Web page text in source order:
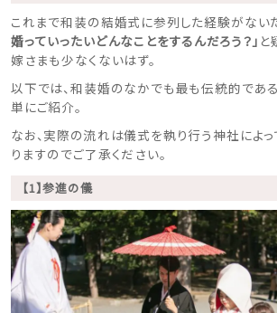
これまで和装の結婚式に参列した経験がない
婚っていったいどんなことをするんだろう？」 と
嫁さまも少なくないはず。
以下では、和装婚のなかでも最も伝統的である
単にご紹介。
なお、実際の流れは儀式を執り行う神社によ
りますのでご了承ください。
【1】参進の儀